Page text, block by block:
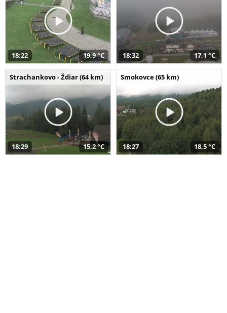
18:22 19,9 °C 18:32 17,1 °C
Strachankovo - Ždiar (64 km)
18:29 15,2 °C
Smokovce (65 km)
18:27 18,5 °C